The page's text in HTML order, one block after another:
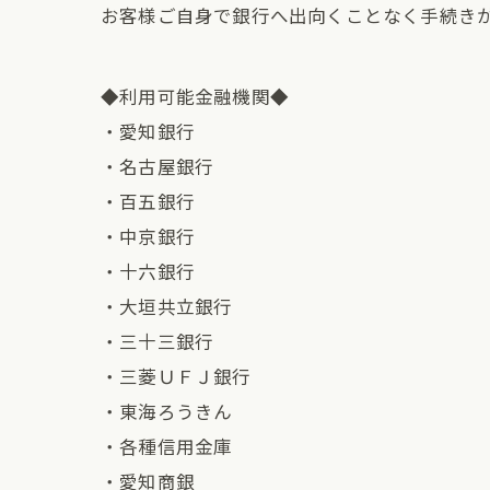
お客様ご自身で銀行へ出向くことなく手続き
◆利用可能金融機関◆
・愛知銀行
・名古屋銀行
・百五銀行
・中京銀行
・十六銀行
・大垣共立銀行
・三十三銀行
・三菱ＵＦＪ銀行
・東海ろうきん
・各種信用金庫
・愛知商銀